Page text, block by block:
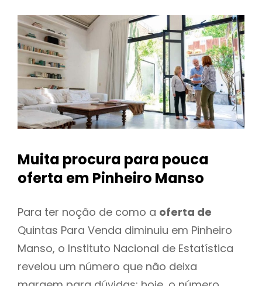
Muita procura para pouca
oferta em Pinheiro Manso
Para ter noção de como a oferta de
Quintas Para Venda diminuiu em Pinheiro
Manso, o Instituto Nacional de Estatística
revelou um número que não deixa